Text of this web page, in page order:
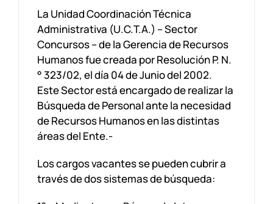
La Unidad Coordinación Técnica
Administrativa (U.C.T.A.) – Sector
Concursos – de la Gerencia de Recursos
Humanos fue creada por Resolución P. N.
° 323/02, el día 04 de Junio del 2002.
Este Sector está encargado de realizar la
Búsqueda de Personal ante la necesidad
de Recursos Humanos en las distintas
áreas del Ente.-
Los cargos vacantes se pueden cubrir a
través de dos sistemas de búsqueda: